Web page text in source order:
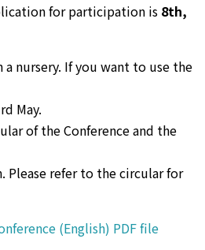
for participation is 8th,
a nursery. If you want to use the
May.
of the Conference and the
Please refer to the circular for
(English) PDF file